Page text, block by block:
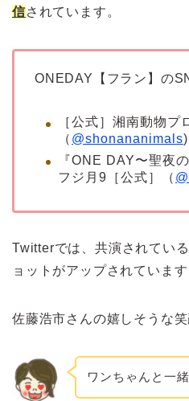
信されています。
ONEDAY【フラン】の
［公式］湘南動物プ
（ @shonananimals)
『ONE DAY〜聖夜
フジ月9［公式］（
Twitterでは、共演されてい
ョットがアップされています
佐藤浩市さんの嬉しそうな
ワンちゃんと一